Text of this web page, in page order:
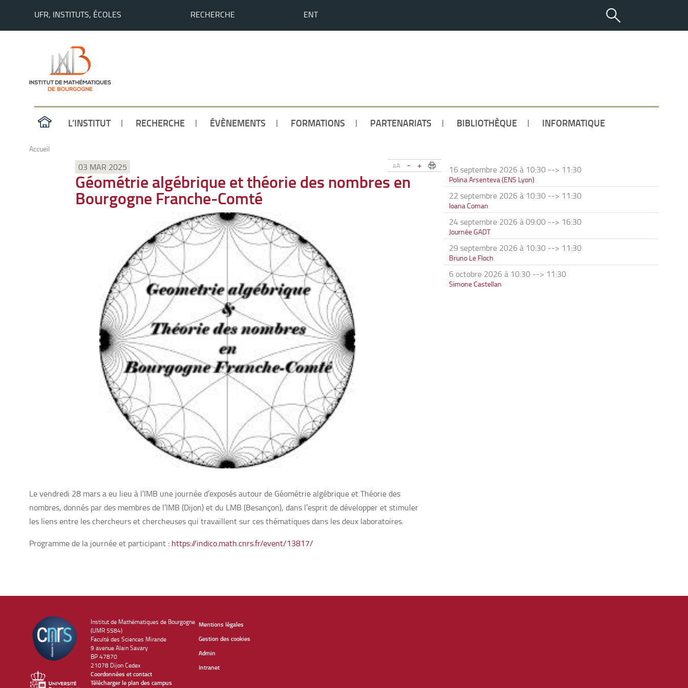
UFR, INSTITUTS, ÉCOLES RECHERCHE ENT
L’INSTITUT RECHERCHE ÉVÈNEMENTS FORMATIONS PARTENARIATS BIBLIOTHÈQUE INFORMATIQUE
Accueil
aA - +
03 MAR 2025
Géométrie algébrique et théorie des nombres en
Bourgogne Franche-Comté
Le vendredi 28 mars a eu lieu à l’IMB une journée d’exposés autour de Géométrie algébrique et Théorie des
nombres, donnés par des membres de l’IMB (Dijon) et du LMB (Besançon), dans l’esprit de développer et stimuler
les liens entre les chercheurs et chercheuses qui travaillent sur ces thématiques dans les deux laboratoires.
Programme de la journée et participant : https://indico.math.cnrs.fr/event/13817/
16 septembre 2026 à 10:30--> 11:30
Polina Arsenteva (ENS Lyon)
22 septembre 2026 à 10:30--> 11:30
Ioana Coman
24 septembre 2026 à 09:00--> 16:30
Journée GADT
29 septembre 2026 à 10:30--> 11:30
Bruno Le Floch
6 octobre 2026 à 10:30--> 11:30
Simone Castellan
Institut de Mathématiques de Bourgogne
(UMR 5584)
Faculté des Sciences Mirande
9 avenue Alain Savary
BP 47870
21078 Dijon Cedex
Coordonnées et contact
Télécharger le plan des campus
Mentions légales
Gestion des cookies
Admin
Intranet